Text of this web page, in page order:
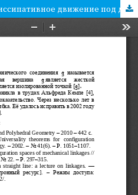
Линейно-замедленное диссипативное движение под действием потенциальной силы в случаях слабого и сильного сопротивления